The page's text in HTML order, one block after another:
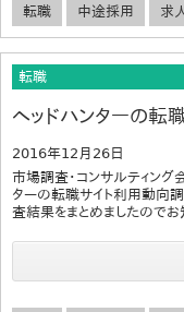
転職 中途採用 求
転職
ヘッドハンターの転
2016年12月26日
市場調査・コンサルティング
ターの転職サイト利用動向
査結果をまとめましたので